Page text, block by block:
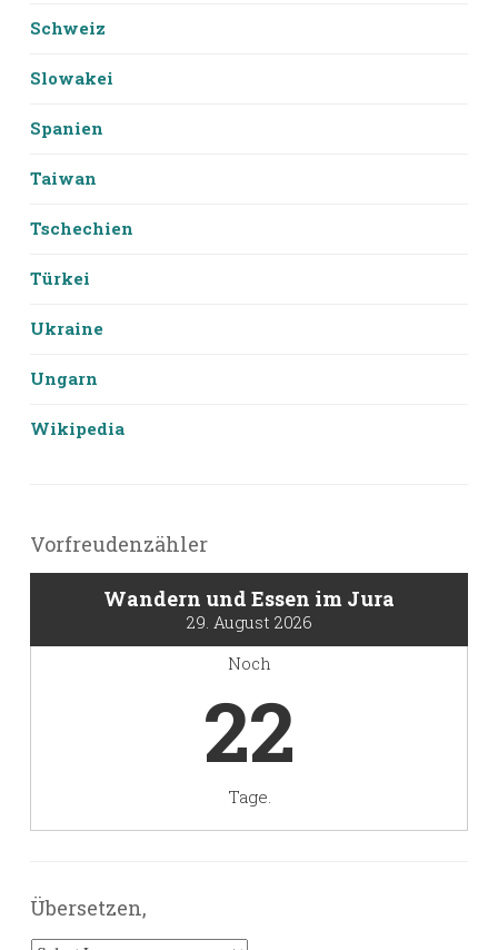
Schweiz
Slowakei
Spanien
Taiwan
Tschechien
Türkei
Ukraine
Ungarn
Wikipedia
Vorfreudenzähler
Wandern und Essen im Jura
29. August 2026
Noch
22
Tage.
Übersetzen,